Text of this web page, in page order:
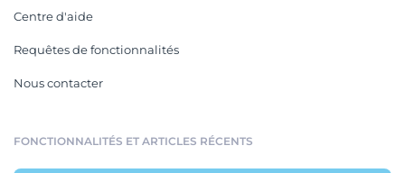
Centre d'aide
Requêtes de fonctionnalités
Nous contacter
FONCTIONNALITÉS ET ARTICLES RÉCENTS